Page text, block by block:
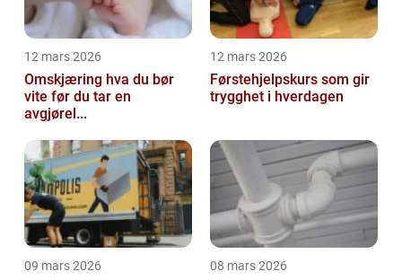
12 mars 2026
Omskjæring hva du bør
vite før du tar en
avgjørel...
12 mars 2026
Førstehjelpskurs som gir
trygghet i hverdagen
09 mars 2026 08 mars 2026